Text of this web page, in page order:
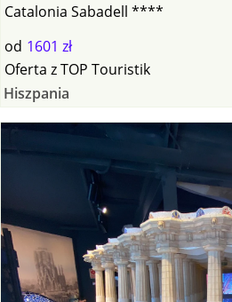
Catalonia Sabadell ****
od 1601 zł
Oferta zTOP Touristik
Hiszpania